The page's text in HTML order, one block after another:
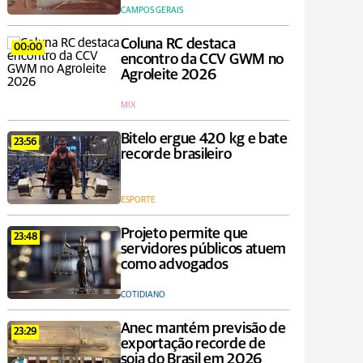
CAMPOS GERAIS
00:00
Coluna RC destaca
encontro da CCV GWM no
Agroleite 2026
MIX
23:56
Bitelo ergue 420 kg e bate
recorde brasileiro
ESPORTE
23:48
Projeto permite que
servidores públicos atuem
como advogados
COTIDIANO
23:29
Anec mantém previsão de
exportação recorde de
soja do Brasil em 2026